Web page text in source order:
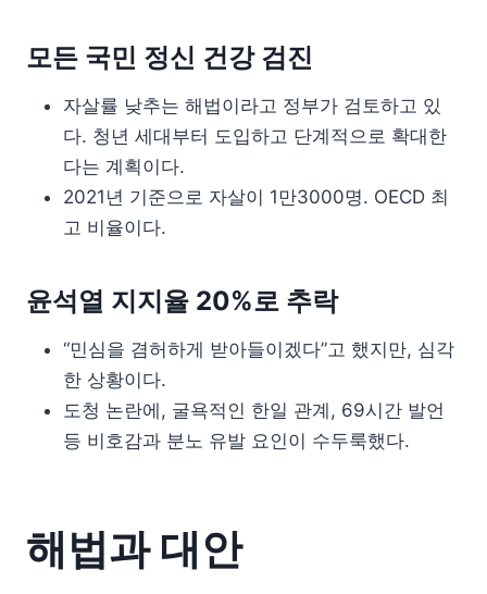
모든 국민 정신 건강 검진
자살률 낮추는 해법이라고 정부가 검토하고 있
다. 청년 세대부터 도입하고 단계적으로 확대한
다는 계획이다.
2021년 기준으로 자살이 1만3000명. OECD 최
고 비율이다.
윤석열 지지율 20%로 추락
“민심을 겸허하게 받아들이겠다”고 했지만, 심각
한 상황이다.
도청 논란에, 굴욕적인 한일 관계, 69시간 발언
등 비호감과 분노 유발 요인이 수두룩했다.
해법과 대안